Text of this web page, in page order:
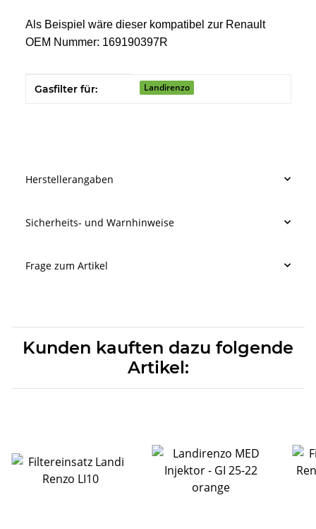
Als Beispiel wäre dieser kompatibel zur Renault
OEM Nummer: 169190397R
Produkteigenschaft
Wert
Gasfilter für: Landirenzo
Herstellerangaben
Sicherheits- und Warnhinweise
Frage zum Artikel
Kunden kauften dazu folgende
Artikel: